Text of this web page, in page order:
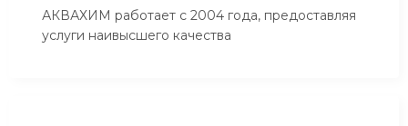
АКВАХИМ работает с 2004 года, предоставляя
услуги наивысшего качества